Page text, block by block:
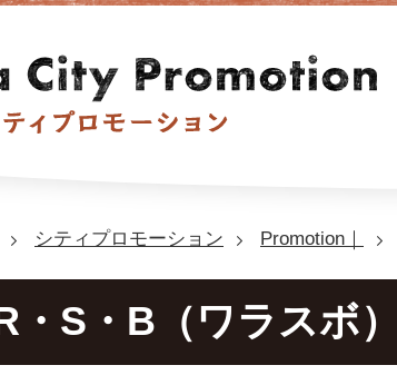
シティプロモーション Promotion｜
・S・B（ワラスボ）